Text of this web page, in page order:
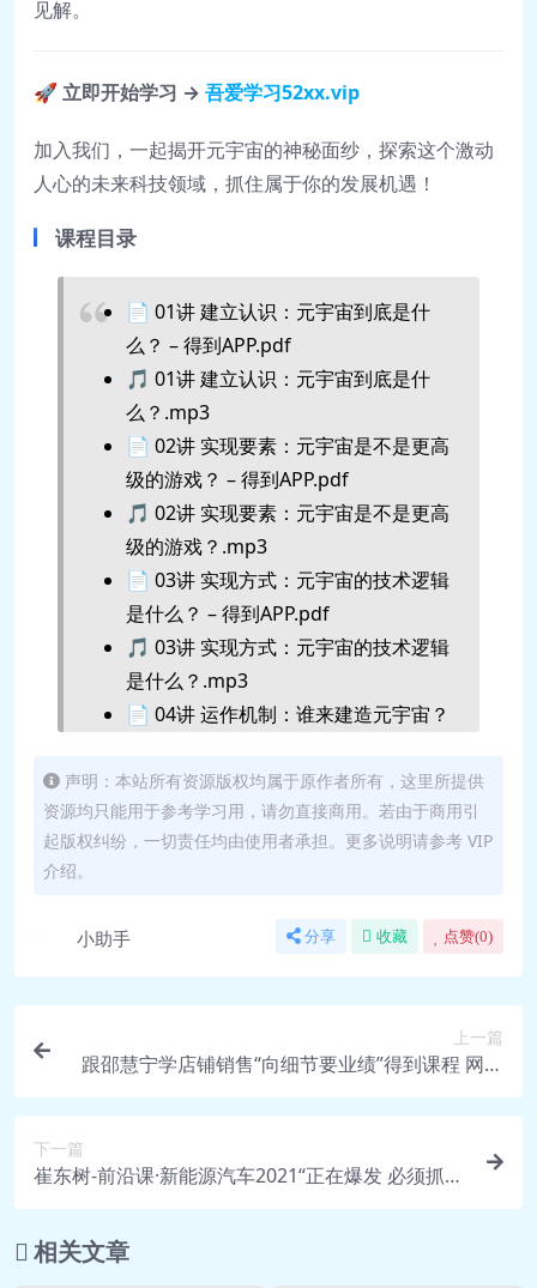
见解。
🚀 立即开始学习 → 吾爱学习52xx.vip
加入我们，一起揭开元宇宙的神秘面纱，探索这个激动
人心的未来科技领域，抓住属于你的发展机遇！
课程目录
📄 01讲 建立认识：元宇宙到底是什
么？ – 得到APP.pdf
🎵 01讲 建立认识：元宇宙到底是什
么？.mp3
📄 02讲 实现要素：元宇宙是不是更高
级的游戏？ – 得到APP.pdf
🎵 02讲 实现要素：元宇宙是不是更高
级的游戏？.mp3
📄 03讲 实现方式：元宇宙的技术逻辑
是什么？ – 得到APP.pdf
🎵 03讲 实现方式：元宇宙的技术逻辑
是什么？.mp3
📄 04讲 运作机制：谁来建造元宇宙？
🎵 04讲 运作机制：谁来建造元宇
宙？.mp3
📄 05讲 准备条件：实现元宇宙，个
🎵 05讲 准备条件：实现元宇宙，个
类实践？ – 得到APP.pdf
🎵 06讲 机会风险：怎样辨别当下的各
什么？ – 得到APP.pdf
什么？.mp3
声明：本站所有资源版权均属于原作者所有，这里所提供
资源均只能用于参考学习用，请勿直接商用。若由于商用引
起版权纠纷，一切责任均由使用者承担。更多说明请参考 VIP
介绍。
小助手 分享 收藏 点赞(0)
上一篇
跟邵慧宁学店铺销售“向细节要业绩”得到课程 网盘
下一篇
崔东树-前沿课·新能源汽车2021“正在爆发 必须抓
相关文章